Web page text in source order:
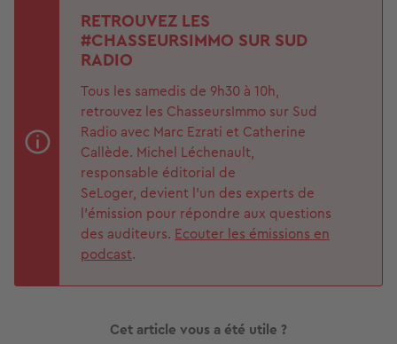
RETROUVEZ LES
#CHASSEURSIMMO SUR SUD
RADIO
Tous les samedis de 9h30 à 10h,
retrouvez les ChasseursImmo sur Sud
Radio avec Marc Ezrati et Catherine
Callède. Michel Léchenault,
responsable éditorial de
SeLoger, devient l’un des experts de
l'émission pour répondre aux questions
des auditeurs. Ecouter les émissions en
podcast.
Cet article vous a été utile ?